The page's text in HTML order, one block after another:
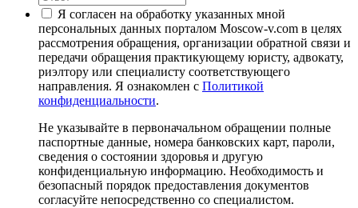
Я согласен на обработку указанных мной
персональных данных порталом Moscow-v.com в целях
рассмотрения обращения, организации обратной связи и
передачи обращения практикующему юристу, адвокату,
риэлтору или специалисту соответствующего
направления. Я ознакомлен с Политикой
конфиденциальности.
Не указывайте в первоначальном обращении полные
паспортные данные, номера банковских карт, пароли,
сведения о состоянии здоровья и другую
конфиденциальную информацию. Необходимость и
безопасный порядок предоставления документов
согласуйте непосредственно со специалистом.